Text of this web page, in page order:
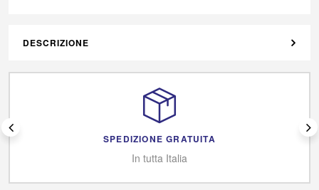
DESCRIZIONE
SPEDIZIONE GRATUITA
In tutta Italia